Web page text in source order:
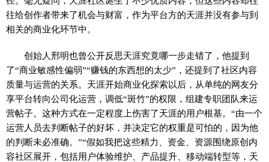
往给创作者带来了机会与财富，作为平台方的天涯并没有参与到
相关的商业化环节中。
创始人邢明也曾公开反思天涯究竟哪一步走错了，他提到
了“商业敏感性偏弱”“赚钱的东西想的太少”，还提到了社区内容
质量与运营的关系。天涯开始商业化探索以后，从单纯的网友分
享平台转向公司化运营，调低“斑竹”的权限，组建专职团队来运
营帖子。这种方式在一定程度上伤害了天涯的用户根基。“由一个
运营人员去判断帖子的好坏，并决定它的权重是可怕的，因为他
的判断未必准确。”“假如我把这些精力、资金、资源围绕原创内
容社区展开，包括用户体验维护、产品提升、移动端转型等，天